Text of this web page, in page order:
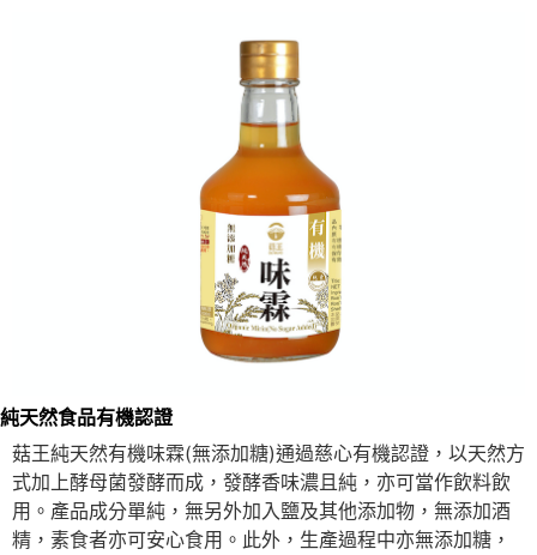
純天然食品有機認證
菇王純天然有機味霖(無添加糖)通過慈心有機認證，以天然方
式加上酵母菌發酵而成，發酵香味濃且純，亦可當作飲料飲
用。產品成分單純，無另外加入鹽及其他添加物，無添加酒
精，素食者亦可安心食用。此外，生產過程中亦無添加糖，